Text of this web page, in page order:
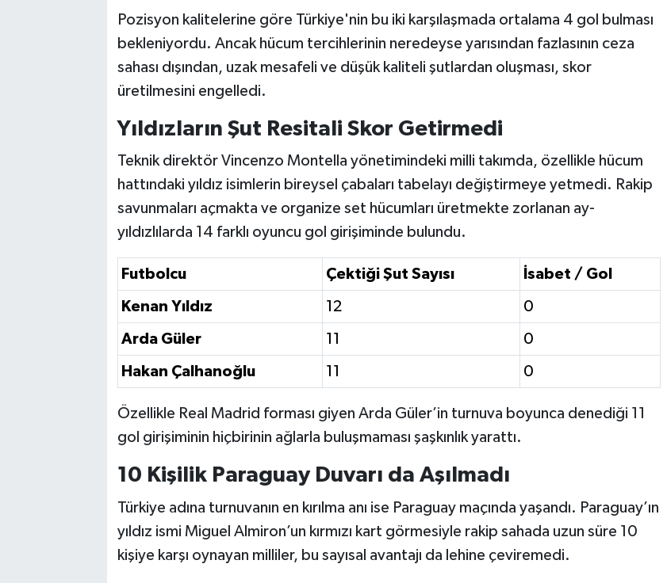
Pozisyon kalitelerine göre Türkiye'nin bu iki karşılaşmada ortalama 4 gol bulması
bekleniyordu. Ancak hücum tercihlerinin neredeyse yarısından fazlasının ceza
sahası dışından, uzak mesafeli ve düşük kaliteli şutlardan oluşması, skor
üretilmesini engelledi.
Yıldızların Şut Resitali Skor Getirmedi
Teknik direktör Vincenzo Montella yönetimindeki milli takımda, özellikle hücum
hattındaki yıldız isimlerin bireysel çabaları tabelayı değiştirmeye yetmedi. Rakip
savunmaları açmakta ve organize set hücumları üretmekte zorlanan ay-
yıldızlılarda 14 farklı oyuncu gol girişiminde bulundu.
Futbolcu Çektiği Şut Sayısı İsabet / Gol
Kenan Yıldız 12 0
Arda Güler 11 0
Hakan Çalhanoğlu 11 0
Özellikle Real Madrid forması giyen Arda Güler’in turnuva boyunca denediği 11
gol girişiminin hiçbirinin ağlarla buluşmaması şaşkınlık yarattı.
10 Kişilik Paraguay Duvarı da Aşılmadı
Türkiye adına turnuvanın en kırılma anı ise Paraguay maçında yaşandı. Paraguay’ın
yıldız ismi Miguel Almiron’un kırmızı kart görmesiyle rakip sahada uzun süre 10
kişiye karşı oynayan milliler, bu sayısal avantajı da lehine çeviremedi.